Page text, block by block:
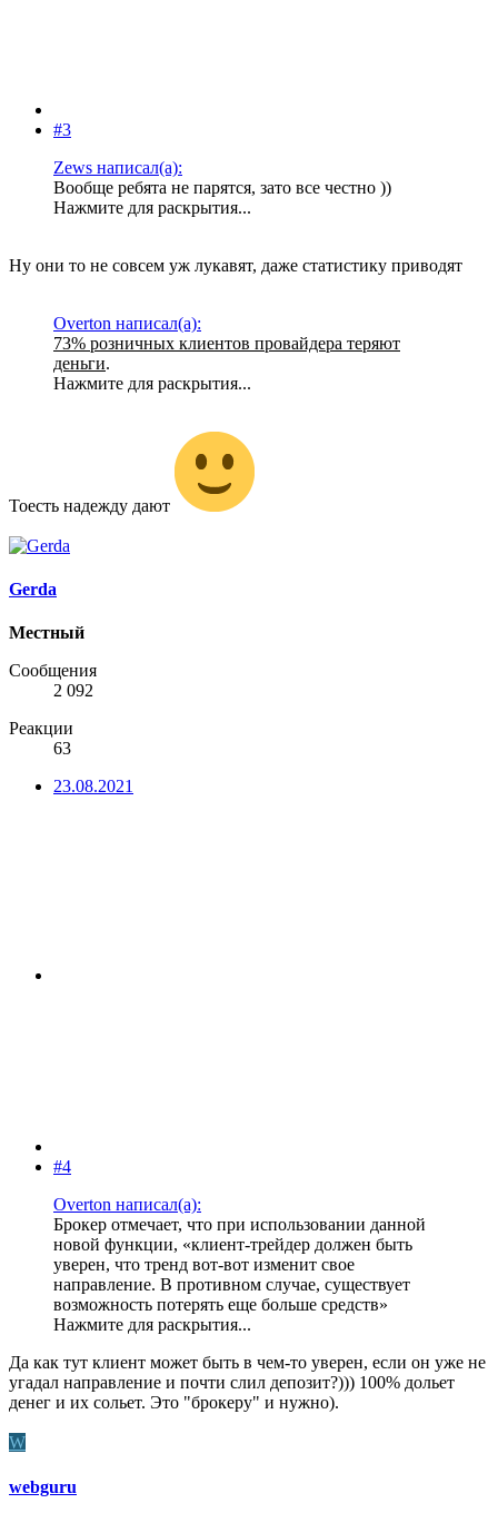
#3
Zews написал(а):
Вообще ребята не парятся, зато все честно ))
Нажмите для раскрытия...
Ну они то не совсем уж лукавят, даже статистику приводят
Overton написал(а):
73% розничных клиентов провайдера теряют
деньги.
Нажмите для раскрытия...
Тоесть надежду дают
Gerda
Местный
Сообщения
2 092
Реакции
63
23.08.2021
#4
Overton написал(а):
Брокер отмечает, что при использовании данной
новой функции, «клиент-трейдер должен быть
уверен, что тренд вот-вот изменит свое
направление. В противном случае, существует
возможность потерять еще больше средств»
Нажмите для раскрытия...
Да как тут клиент может быть в чем-то уверен, если он уже не
угадал направление и почти слил депозит?))) 100% дольет
денег и их сольет. Это "брокеру" и нужно).
W
webguru